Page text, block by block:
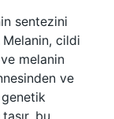
sentezini
cildi
melanin
ve
genetik
bu